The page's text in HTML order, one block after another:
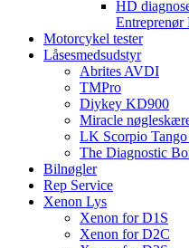
HD
Entreprenør
Motorcykel tester
Låsesmedsudstyr
Abrites AVDI
TMPro
Diykey KD900
Miracle
LK Scorpio
The Diagnostic
Bilnøgler
Rep Service
Xenon Lys
Xenon for D1S
Xenon for D2C